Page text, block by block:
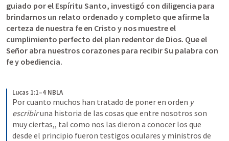
guiado por el Espíritu Santo, investigó con diligencia para
brindarnos un relato ordenado y completo que afirme la
certeza de nuestra fe en Cristo y nos muestre el
cumplimiento perfecto del plan redentor de Dios. Que el
Señor abra nuestros corazones para recibir Su palabra con
fe y obediencia.
Lucas 1:1–4 NBLA
Por cuanto muchos han tratado de poner en orden y
escribir una historia de las cosas que entre nosotros son
muy ciertas,, tal como nos las dieron a conocer los que
desde el principio fueron testigos oculares y ministros de